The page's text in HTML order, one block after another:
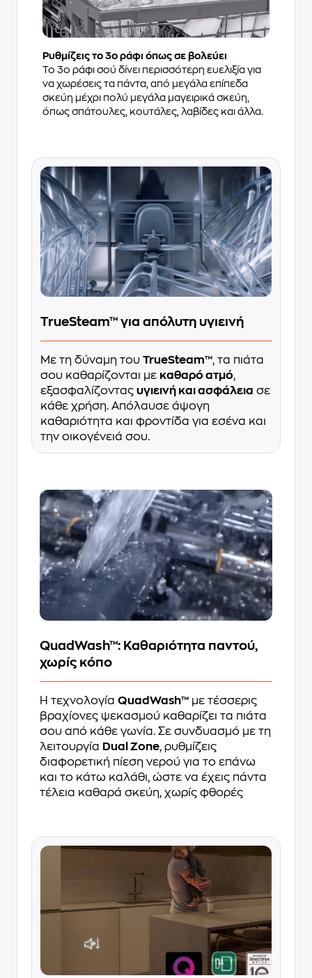
Ρυθμίζεις το 3ο ράφι όπως σε βολεύει
Το 3ο ράφι σού δίνει περισσότερη ευελιξία για
να χωρέσεις τα πάντα, από μεγάλα επίπεδα
σκεύη μέχρι πολύ μεγάλα μαγειρικά σκεύη,
όπως σπάτουλες, κουτάλες, λαβίδες και άλλα.
TrueSteam™ για απόλυτη υγιεινή
Με τη δύναμη του TrueSteam™, τα πιάτα
σου καθαρίζονται με καθαρό ατμό,
εξασφαλίζοντας υγιεινή και ασφάλεια σε
κάθε χρήση. Απόλαυσε άψογη
καθαριότητα και φροντίδα για εσένα και
την οικογένειά σου.
QuadWash™: Καθαριότητα παντού,
χωρίς κόπο
Η τεχνολογία QuadWash™ με τέσσερις
βραχίονες ψεκασμού καθαρίζει τα πιάτα
σου από κάθε γωνία. Σε συνδυασμό με τη
λειτουργία Dual Zone, ρυθμίζεις
διαφορετική πίεση νερού για το επάνω
και το κάτω καλάθι, ώστε να έχεις πάντα
τέλεια καθαρά σκεύη, χωρίς φθορές